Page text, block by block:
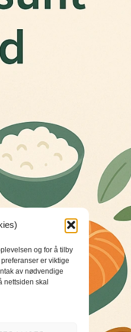
og for å tilby
er viktige
av nødvendige
nettsiden skal